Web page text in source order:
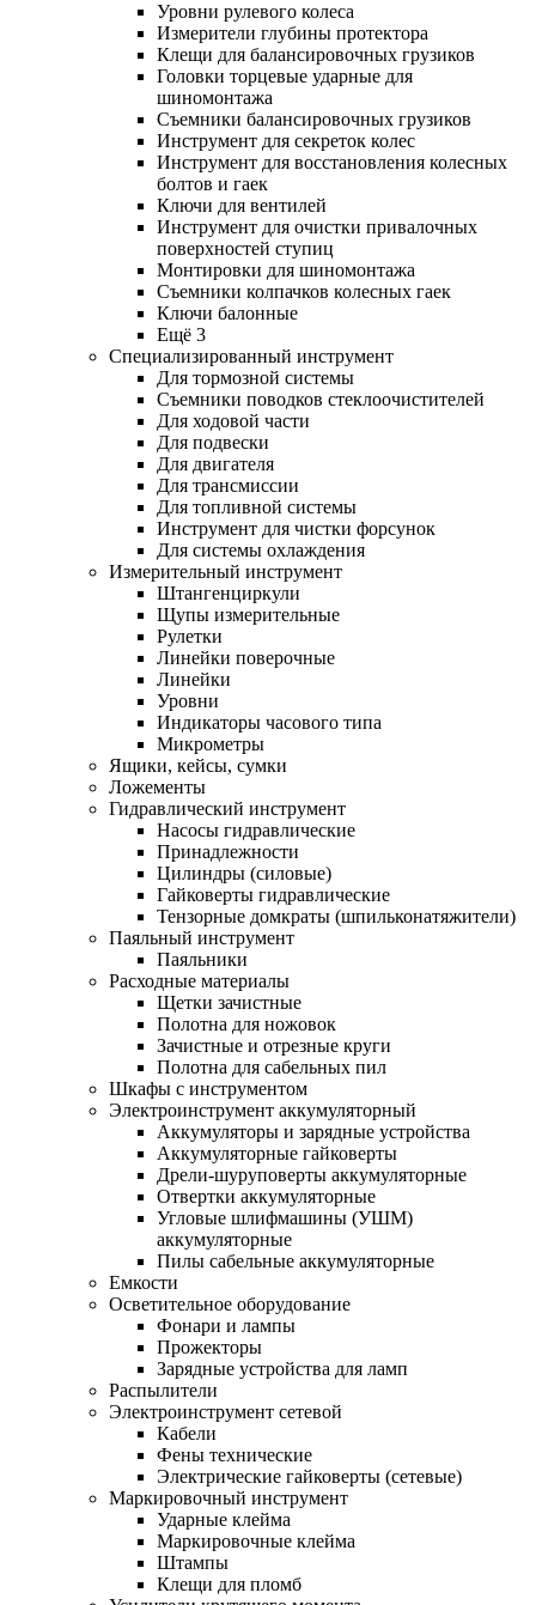
Уровни рулевого колеса
Измерители глубины протектора
Клещи для балансировочных грузиков
Головки торцевые ударные для
шиномонтажа
Съемники балансировочных грузиков
Инструмент для секреток колес
Инструмент для восстановления колесных
болтов и гаек
Ключи для вентилей
Инструмент для очистки привалочных
поверхностей ступиц
Монтировки для шиномонтажа
Съемники колпачков колесных гаек
Ключи балонные
Ещё 3
Специализированный инструмент
Для тормозной системы
Съемники поводков стеклоочистителей
Для ходовой части
Для подвески
Для двигателя
Для трансмиссии
Для топливной системы
Инструмент для чистки форсунок
Для системы охлаждения
Измерительный инструмент
Штангенциркули
Щупы измерительные
Рулетки
Линейки поверочные
Линейки
Уровни
Индикаторы часового типа
Микрометры
Ящики, кейсы, сумки
Ложементы
Гидравлический инструмент
Насосы гидравлические
Принадлежности
Цилиндры (силовые)
Гайковерты гидравлические
Тензорные домкраты (шпильконатяжители)
Паяльный инструмент
Паяльники
Расходные материалы
Щетки зачистные
Полотна для ножовок
Зачистные и отрезные круги
Полотна для сабельных пил
Шкафы с инструментом
Электроинструмент аккумуляторный
Аккумуляторы и зарядные устройства
Аккумуляторные гайковерты
Дрели-шуруповерты аккумуляторные
Отвертки аккумуляторные
Угловые шлифмашины (УШМ)
аккумуляторные
Пилы сабельные аккумуляторные
Емкости
Осветительное оборудование
Фонари и лампы
Прожекторы
Зарядные устройства для ламп
Распылители
Электроинструмент сетевой
Кабели
Фены технические
Электрические гайковерты (сетевые)
Маркировочный инструмент
Ударные клейма
Маркировочные клейма
Штампы
Клещи для пломб